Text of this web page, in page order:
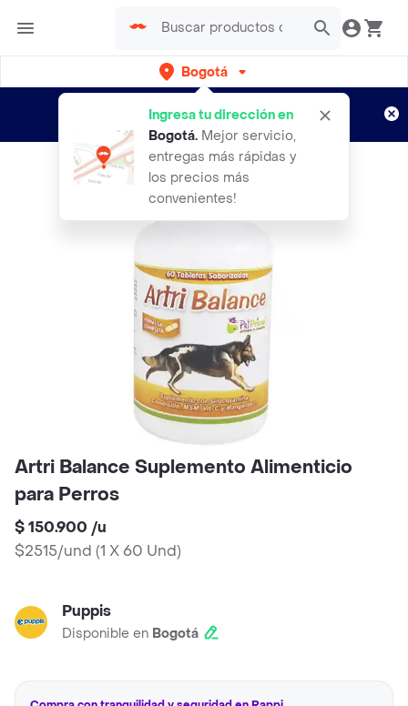
Bogotá
Ingresa tu dirección en
Bogotá. Mejor servicio,
entregas más rápidas y
los precios más
convenientes!
envíos gratis por semanas
Aplican TyC
Artri Balance Suplemento Alimenticio
para Perros
$ 150.900 /u
$2515/und (1 X 60 Und)
Puppis
Disponible en Bogotá